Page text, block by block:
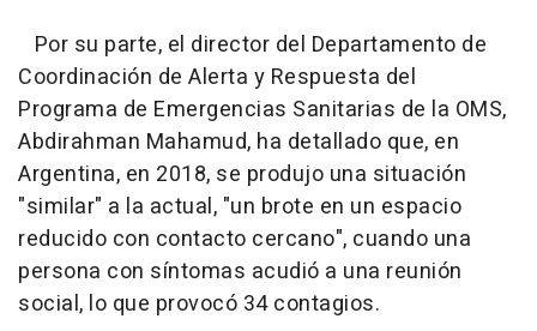
Por su parte, el director del Departamento de
Coordinación de Alerta y Respuesta del
Programa de Emergencias Sanitarias de la OMS,
Abdirahman Mahamud, ha detallado que, en
Argentina, en 2018, se produjo una situación
"similar" a la actual, "un brote en un espacio
reducido con contacto cercano", cuando una
persona con síntomas acudió a una reunión
social, lo que provocó 34 contagios.